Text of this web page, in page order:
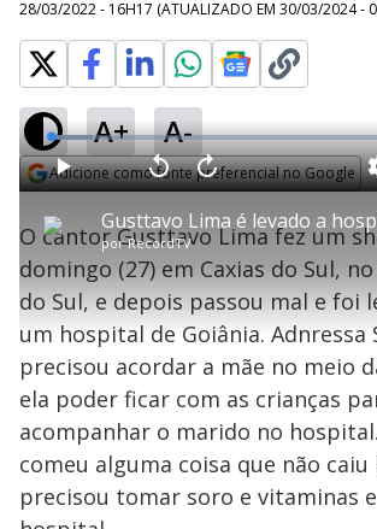
28/03/2022 - 16H17 (ATUALIZADO EM 30/03/2024 -
A+ A-
Adicione como fonte preferencial no Google
P
l
a
y
porRecordTV
P V
t
a
r
0
e
g
n
d
s
A
a
ç
a
r
1
s
e
u
n
o
s
M
u
d
L
o
a
d
e
1
.
0
3
O cantor Gusttavo Lima fez um
domingo (27) em Caxias do Sul,
do Sul, e depois passou mal e foi
um hospital de Goiânia. Adnressa
precisou acordar a mãe no meio
ela poder ficar com as crianças
acompanhar o marido no
comeu alguma coisa que não caiu
precisou tomar soro e vitaminas